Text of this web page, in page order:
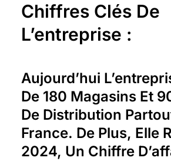
Chiffres Clés De
L’entreprise :
Aujourd’hui
De 180 Magasins Et
De Distribution
France. De Plus, Elle
2024, Un Chiffre